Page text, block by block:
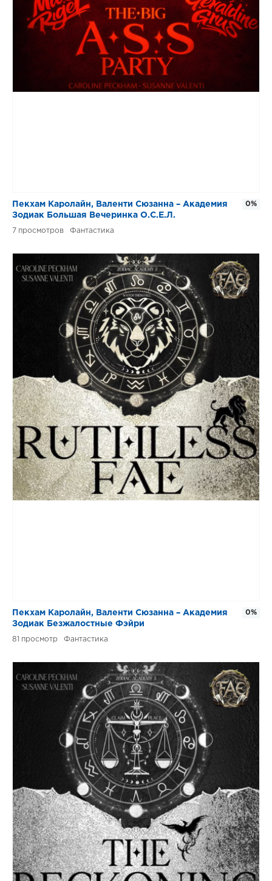
Пекхам Каролайн, Валенти Сюзанна – Академия
Зодиак Большая Вечеринка О.С.Е.Л.
7 Фантастика
0%
Пекхам Каролайн, Валенти Сюзанна – Академия
Зодиак Безжалостные Фэйри
81 Фантастика
0%